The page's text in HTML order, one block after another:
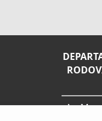
Av.